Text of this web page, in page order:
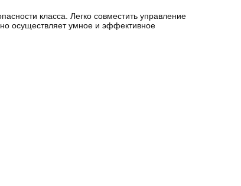
класса. Легко совместить управление
осуществляет умное и эффективное